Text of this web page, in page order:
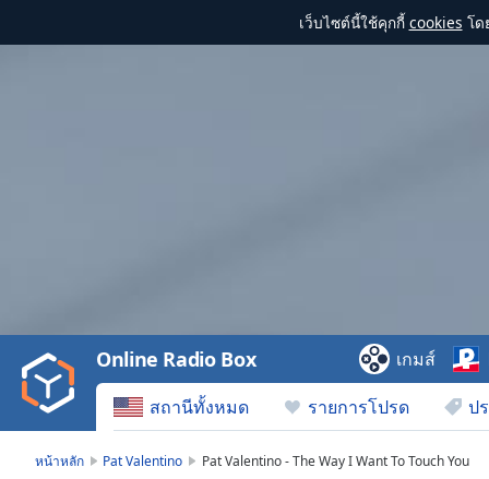
เว็บไซต์นี้ใช้คุกกี้ cookies โด
Video
Play
Backward
Skip
สถานีทั้งหมด รายการโปรด ป
Online Radio Box เกมส์
หน้าหลัก Pat Valentino Pat Valentino - The Way I Want To Touch You